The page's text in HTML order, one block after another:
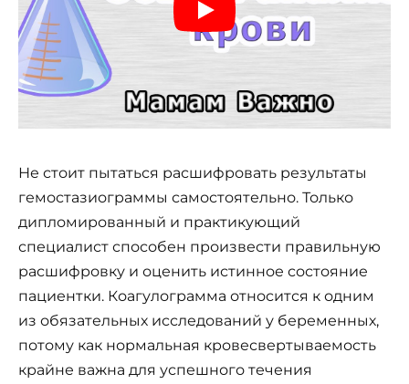
Не стоит пытаться расшифровать результаты
гемостазиограммы самостоятельно. Только
дипломированный и практикующий
специалист способен произвести правильную
расшифровку и оценить истинное состояние
пациентки. Коагулограмма относится к одним
из обязательных исследований у беременных,
потому как нормальная кровесвертываемость
крайне важна для успешного течения